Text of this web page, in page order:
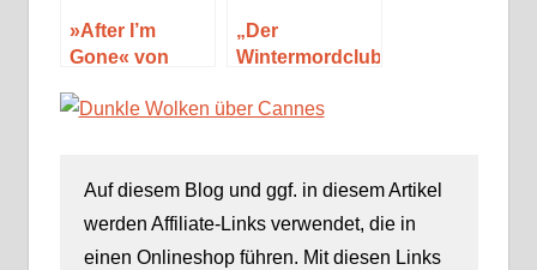
»After I’m
Gone« von
„Der
Wintermordclub“
Beinßen
Auf diesem Blog und ggf. in diesem Artikel
werden Affiliate-Links verwendet, die in
einen Onlineshop führen. Mit diesen Links